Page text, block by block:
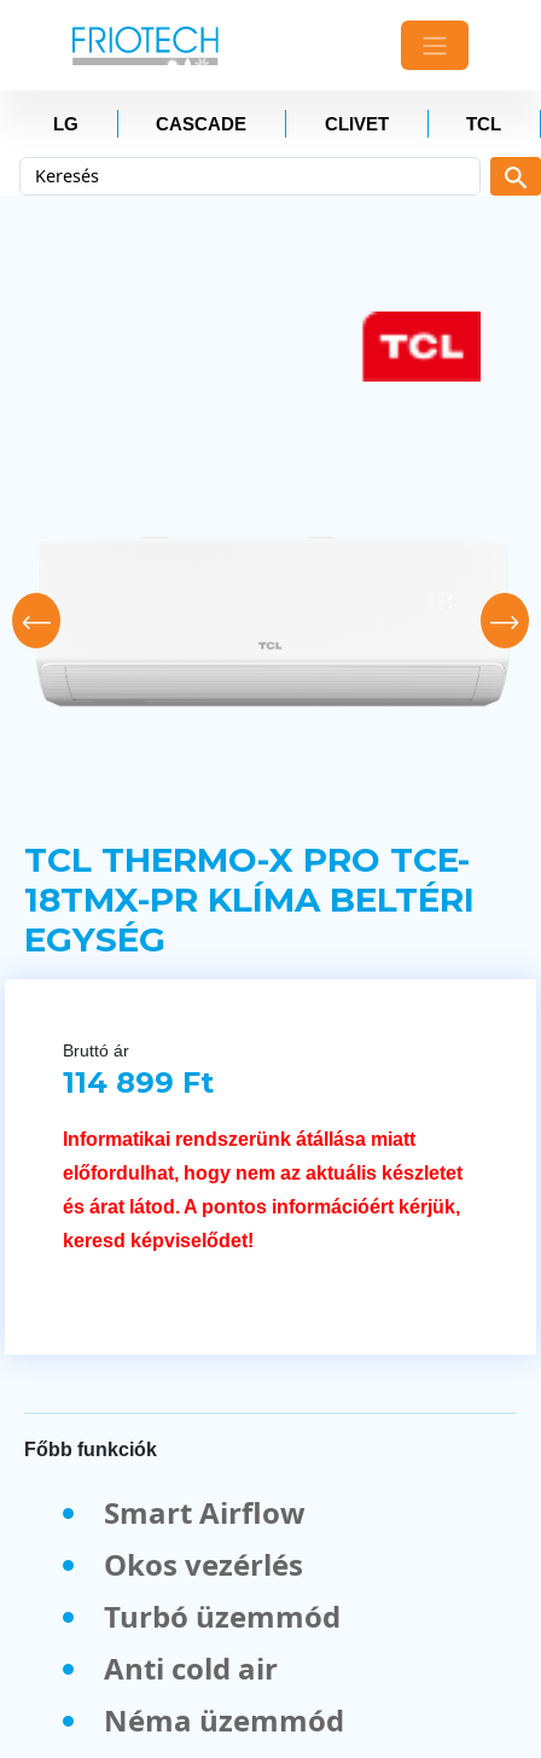
LG CASCADE CLIVET TCL
TCL THERMO-X PRO TCE-
18TMX-PR KLÍMA BELTÉRI
EGYSÉG
Bruttó ár
114 899 Ft
Informatikai rendszerünk átállása miatt
előfordulhat, hogy nem az aktuális készletet
és árat látod. A pontos információért kérjük,
keresd képviselődet!
Főbb funkciók
Smart Airflow
Okos vezérlés
Turbó üzemmód
Anti cold air
Néma üzemmód